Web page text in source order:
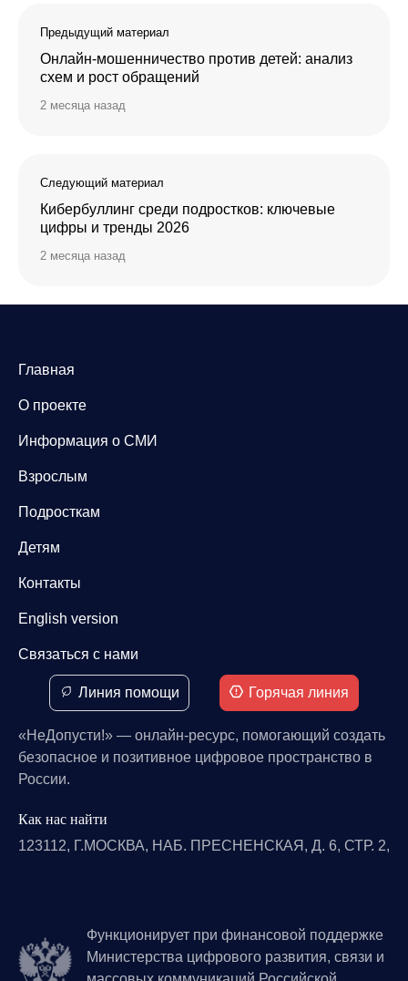
Предыдущий материал
Онлайн-мошенничество против детей: анализ
схем и рост обращений
2 месяца назад
Следующий материал
Кибербуллинг среди подростков: ключевые
цифры и тренды 2026
2 месяца назад
Главная
О проекте
Информация о СМИ
Взрослым
Подросткам
Детям
Контакты
English version
Связаться с нами
Линия помощи Горячая линия
«НеДопусти!» — онлайн-ресурс, помогающий создать
безопасное и позитивное цифровое пространство в
России.
Как нас найти
123112, Г.МОСКВА, НАБ. ПРЕСНЕНСКАЯ, Д. 6, СТР. 2,
Функционирует при финансовой поддержке
Министерства цифрового развития, связи и